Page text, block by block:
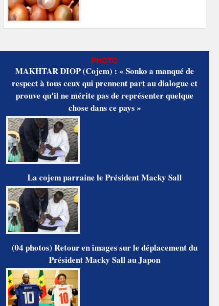
PHOTO
MAKHTAR DIOP (Cojem) : « Sonko a manqué de
respect à tous ceux qui prennent part au dialogue et
prouve qu'il ne mérite pas de représenter quelque
chose dans ce pays »
La cojem parraine le Président Macky Sall
(04 photos) Retour en images sur le déplacement du
Président Macky Sall au Japon